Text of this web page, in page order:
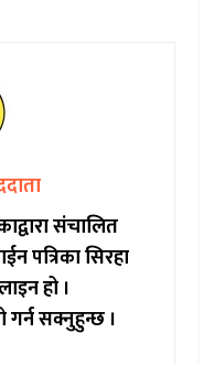
संचालित
पत्रिका सिरहा
हो ।
सक्नुहुन्छ ।